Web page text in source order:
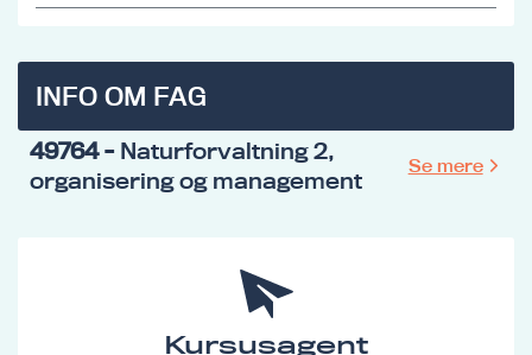
INFO OM FAG
49764- Naturforvaltning 2,
organisering og management
Se mere
Kursusagent